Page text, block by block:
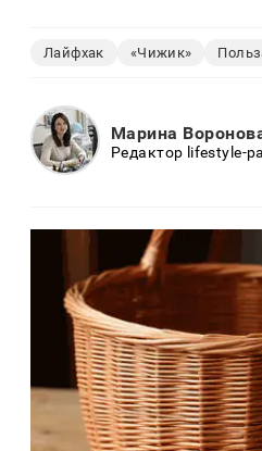
Лайфхак «Чижик»
Марина
Редактор lifestyle-